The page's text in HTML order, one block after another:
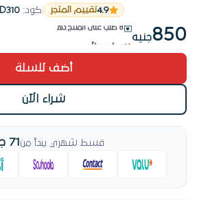
4.9تقييم المتجر كود: D310
850جنيه
وصل حديثاً
وصل حديثاً
أضف للسلة
شراء الآن
قسط شهري يبدأ من 71 جنيه